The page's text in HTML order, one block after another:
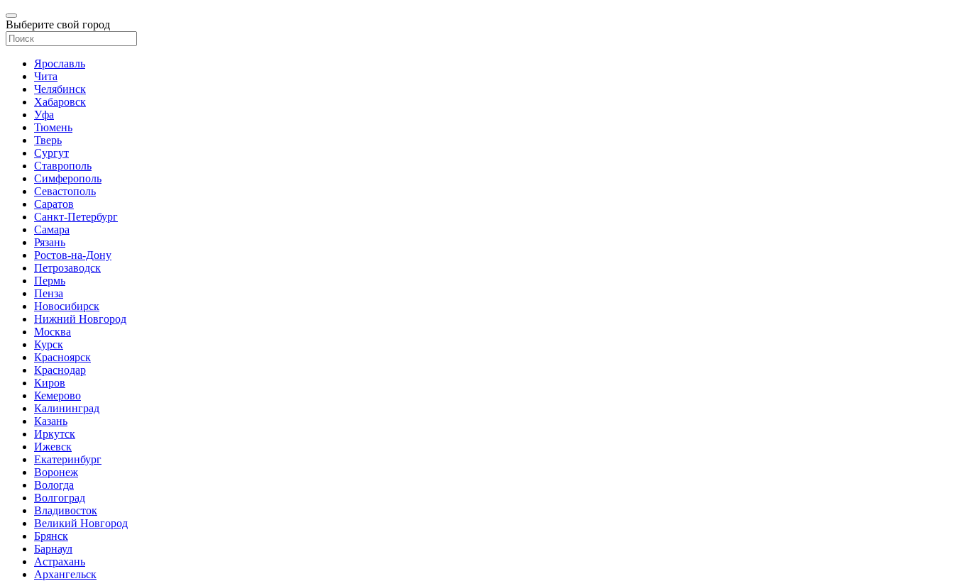
Выберите свой город
Ярославль
Чита
Челябинск
Хабаровск
Уфа
Тюмень
Тверь
Сургут
Ставрополь
Симферополь
Севастополь
Саратов
Санкт-Петербург
Самара
Рязань
Ростов-на-Дону
Петрозаводск
Пермь
Пенза
Новосибирск
Нижний Новгород
Москва
Курск
Красноярск
Краснодар
Киров
Кемерово
Калининград
Казань
Иркутск
Ижевск
Екатеринбург
Воронеж
Вологда
Волгоград
Владивосток
Великий Новгород
Брянск
Барнаул
Астрахань
Архангельск